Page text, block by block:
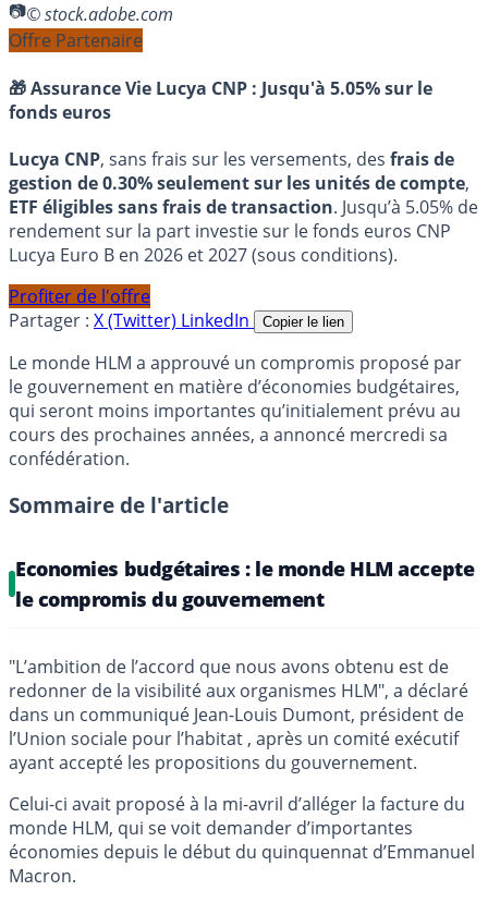
© stock.adobe.com
Offre Partenaire
🎁 Assurance Vie Lucya CNP : Jusqu'à 5.05% sur le
fonds euros
Lucya CNP, sans frais sur les versements, des frais de
gestion de 0.30% seulement sur les unités de compte,
ETF éligibles sans frais de transaction. Jusqu’à 5.05% de
rendement sur la part investie sur le fonds euros CNP
Lucya Euro B en 2026 et 2027 (sous conditions).
Profiter de l'offre
Partager : X (Twitter) LinkedIn Copier le lien
Le monde HLM a approuvé un compromis proposé par
le gouvernement en matière d’économies budgétaires,
qui seront moins importantes qu’initialement prévu au
cours des prochaines années, a annoncé mercredi sa
confédération.
Sommaire de l'article
Economies budgétaires : le monde HLM accepte
le compromis du gouvernement
"L’ambition de l’accord que nous avons obtenu est de
redonner de la visibilité aux organismes HLM", a déclaré
dans un communiqué Jean-Louis Dumont, président de
l’Union sociale pour l’habitat , après un comité exécutif
ayant accepté les propositions du gouvernement.
Celui-ci avait proposé à la mi-avril d’alléger la facture du
monde HLM, qui se voit demander d’importantes
économies depuis le début du quinquennat d’Emmanuel
Macron.